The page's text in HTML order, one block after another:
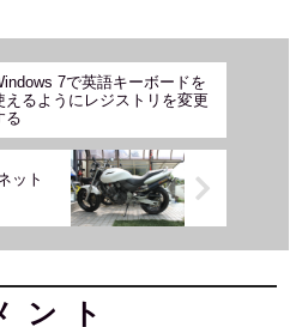
7で英語キーボードを
えるようにレジストリを変更
る
ット
ント